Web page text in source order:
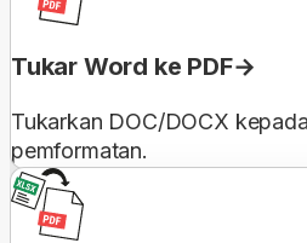
Tukar Word ke PDF
Tukarkan DOC/DOCX
pemformatan.